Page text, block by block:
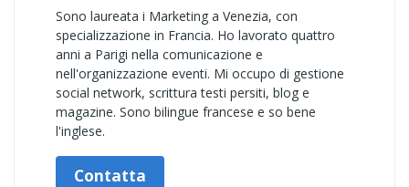
Sono laureata i Marketing a Venezia, con
specializzazione in Francia. Ho lavorato quattro
anni a Parigi nella comunicazione e
nell'organizzazione eventi. Mi occupo di gestione
social network, scrittura testi persiti, blog e
magazine. Sono bilingue francese e so bene
l'inglese.
Contatta